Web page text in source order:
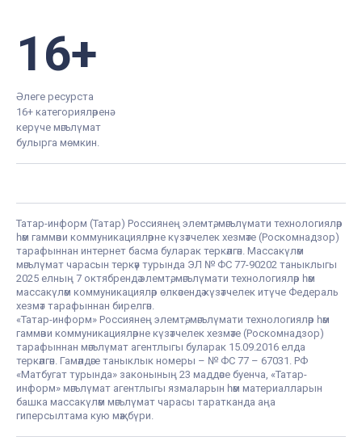
16+
Әлеге ресурста
16+ категорияләренә
керүче мәгълүмат
булырга мөмкин.
Татар-информ (Татар) Россиянең элемтә, мәгълүмати технологияләр
һәм гаммәви коммуникацияләрне күзәтчелек хезмәте (Роскомнадзор)
тарафыннан интернет басма буларак теркәлгән. Массакүләм
мәгълүмат чарасын теркәү турында ЭЛ № ФС 77-90202 таныклыгы
2025 елның 7 октябрендә элемтә, мәгълүмати технологияләр һәм
массакүләм коммуникацияләр өлкәсендә күзәтчелек итүче Федераль
хезмәт тарафыннан бирелгән.
«Татар-информ» Россиянең элемтә, мәгълүмати технологияләр һәм
гаммәви коммуникацияләрне күзәтчелек хезмәте (Роскомнадзор)
тарафыннан мәгълүмат агентлыгы буларак 15.09.2016 елда
теркәлгән. Гамәлдәге таныклык номеры – № ФС 77 – 67031. РФ
«Матбугат турында» законының 23 маддәсе буенча, «Татар-
информ» мәгълүмат агентлыгы язмаларын һәм материалларын
башка массакүләм мәгълүмат чарасы таратканда аңа
гиперсылтама кую мәҗбүри.